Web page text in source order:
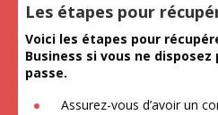
Les étapes pour
Voici les étapes pour
Business si vous ne disposez
passe.
Assurez-vous d’avoir un